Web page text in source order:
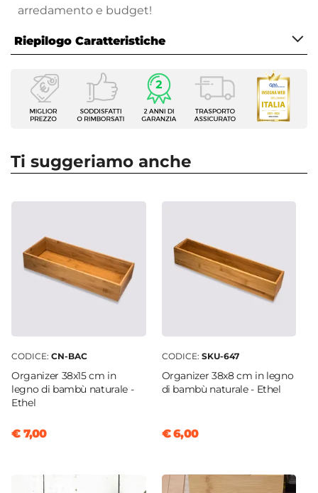
arredamento e budget!
Riepilogo Caratteristiche
Caratteristiche
Tipologia
Organizer per Cassetti
Altezza
Numero Scomparti
3 Scomparti
Materiale
Ti suggeriamo anche
CODICE: CN-BAC
Organizer 38x15 cm in
legno di bambù naturale -
Ethel
€ 7,00
CODICE: SKU-647
Organizer 38x8 cm in legno
di bambù naturale - Ethel
€ 6,00